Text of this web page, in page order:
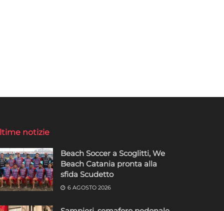
notizie
Beach Soccer a Scoglitti, We
Beach Catania pronta alla
sfida Scudetto
6 AGOSTO 2026